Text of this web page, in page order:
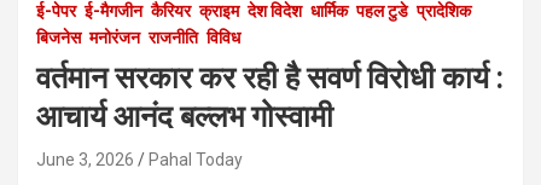
ई-पेपर ई-मैगजीन कैरियर क्राइम देश विदेश धार्मिक पहल टुडे प्रादेशिक
बिजनेस मनोरंजन राजनीति विविध
वर्तमान सरकार कर रही है सवर्ण विरोधी कार्य :
आचार्य आनंद बल्लभ गोस्वामी
June 3, 2026 Pahal Today